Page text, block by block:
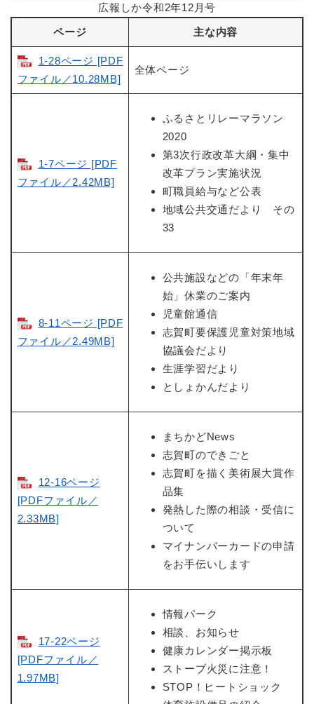
広報しか令和2年12月号
ページ 主な内容
1-28ページ [PDF
ファイル／10.28MB]
全体ページ
1-7ページ [PDF
ファイル／2.42MB]
ふるさとリレーマラソン
2020
第3次行政改革大綱・集中
改革プラン実施状況
町職員給与など公表
地域公共交通だより その
33
8-11ページ [PDF
ファイル／2.49MB]
公共施設などの「年末年
始」休業のご案内
児童館通信
志賀町要保護児童対策地域
協議会だより
生涯学習だより
としょかんだより
12-16ページ
[PDFファイル／
2.33MB]
まちかどNews
志賀町のできごと
志賀町を描く美術展大賞作
品集
発熱した際の相談・受信に
ついて
マイナンバーカードの申請
をお手伝いします
17-22ページ
[PDFファイル／
1.97MB]
情報パーク
相談、お知らせ
健康カレンダー掲示板
ストーブ火災に注意！
STOP！ヒートショック